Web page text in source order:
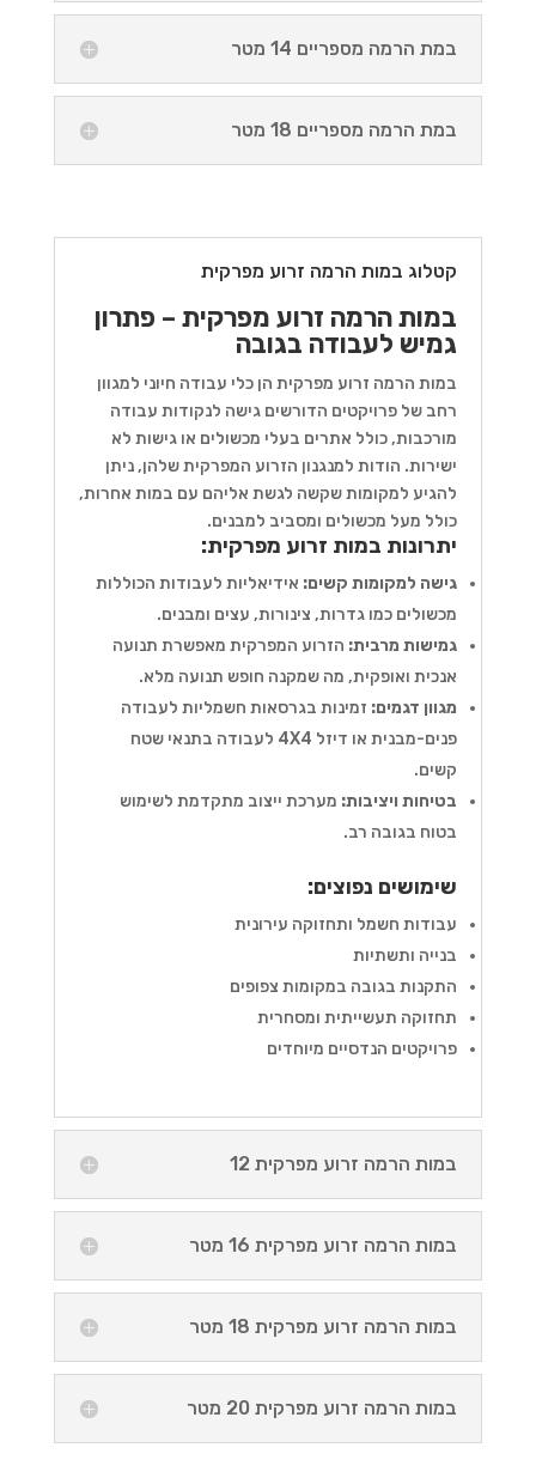
במת הרמה מספריים 14 מטר
במת הרמה מספריים 18 מטר
קטלוג במות הרמה זרוע מפרקית
במות הרמה זרוע מפרקית – פתרון
גמיש לעבודה בגובה
במות הרמה זרוע מפרקית הן כלי עבודה חיוני למגוון
רחב של פרויקטים הדורשים גישה לנקודות עבודה
מורכבות, כולל אתרים בעלי מכשולים או גישות לא
ישירות. הודות למנגנון הזרוע המפרקית שלהן, ניתן
להגיע למקומות שקשה לגשת אליהם עם במות אחרות,
כולל מעל מכשולים ומסביב למבנים.
יתרונות במות זרוע מפרקית:
גישה למקומות קשים: אידיאליות לעבודות הכוללות
מכשולים כמו גדרות, צינורות, עצים ומבנים.
גמישות מרבית: הזרוע המפרקית מאפשרת תנועה
אנכית ואופקית, מה שמקנה חופש תנועה מלא.
מגוון דגמים: זמינות בגרסאות חשמליות לעבודה
פנים-מבנית או דיזל 4X4 לעבודה בתנאי שטח
קשים.
בטיחות ויציבות: מערכת ייצוב מתקדמת לשימוש
בטוח בגובה רב.
שימושים נפוצים:
עבודות חשמל ותחזוקה עירונית
בנייה ותשתיות
התקנות בגובה במקומות צפופים
תחזוקה תעשייתית ומסחרית
פרויקטים הנדסיים מיוחדים
במות הרמה זרוע מפרקית 12
במות הרמה זרוע מפרקית 16 מטר
במות הרמה זרוע מפרקית 18 מטר
במות הרמה זרוע מפרקית 20 מטר